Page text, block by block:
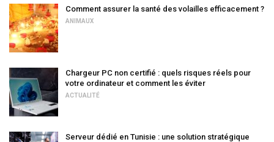
Comment assurer la santé des volailles efficacement ?
ANIMAUX
Chargeur PC non certifié : quels risques réels pour
votre ordinateur et comment les éviter
ACTUALITÉ
Serveur dédié en Tunisie : une solution stratégique